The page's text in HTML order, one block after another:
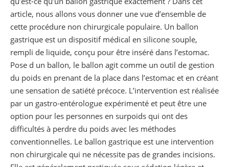
article, nous allons vous donner une vue d’ensemble de
cette procédure non chirurgicale populaire. Un ballon
gastrique est un dispositif médical en silicone souple,
rempli de liquide, conçu pour être inséré dans l’estomac.
Pose d un ballon, le ballon agit comme un outil de gestion
du poids en prenant de la place dans l’estomac et en créant
une sensation de satiété précoce. L’intervention est réalisée
par un gastro-entérologue expérimenté et peut être une
option pour les personnes en surpoids qui ont des
difficultés à perdre du poids avec les méthodes
conventionnelles. Le ballon gastrique est une intervention
non chirurgicale qui ne nécessite pas de grandes incisions.